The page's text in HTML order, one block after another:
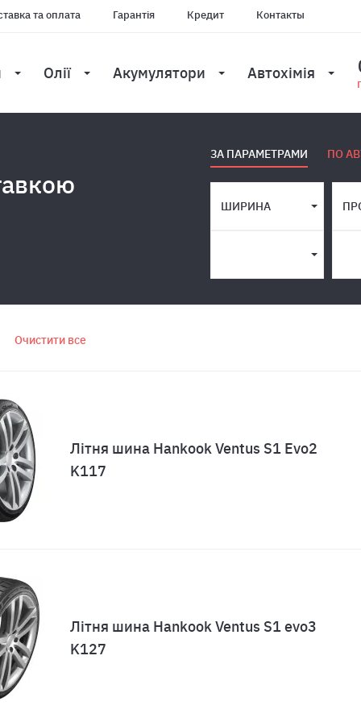
та оплата Гарантія Кредит Контакты
Олії Акумулятори Автохімія
ЗА ПАРАМЕТРАМИ ПО
ШИРИНА
Очистити все
Літня шина Hankook Ventus S1 Evo2
K117
Літня шина Hankook Ventus S1 evo3
K127